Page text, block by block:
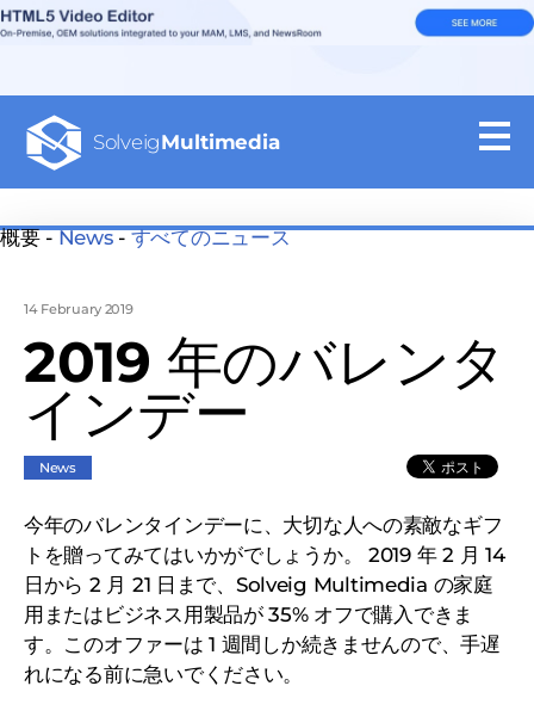
SolveigMultimedia
概要 -News-すべてのニュース
14 February 2019
2019 年のバレンタ
インデー
News
今年のバレンタインデーに、大切な人への素敵なギフ
トを贈ってみてはいかがでしょうか。 2019 年 2 月 14
日から 2 月 21 日まで、Solveig Multimedia の家庭
用またはビジネス用製品が 35% オフで購入できま
す。このオファーは 1 週間しか続きませんので、手遅
れになる前に急いでください。